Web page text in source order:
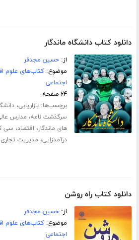
دانلود کتاب دانشگاه ماندگار
از:حسین مجدفر
موضوع:کتاب‌های علوم
اجتماعی
۶۴ صفحه
برچسب‌ها:بازاریابی،
سرگذشت نامه، مدارس
های ماندگار، اقتصاد، سی
درآمدزایی، مدیریت تجاری
دانلود کتاب راه روشن
از:حسین مجدفر
موضوع:کتاب‌های علوم
اجتماعی